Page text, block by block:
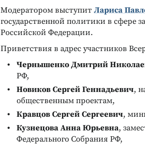
Модератором выступитЛариса
государственной политики в сфере
Российской Федерации.
Приветствия в адрес участников
Чернышенко Дмитрий
РФ,
Новиков Сергей Геннадьевич,
общественным проектам,
Кравцов Сергей Сергеевич,
Кузнецова Анна Юрьевна,
Федерального Собрания РФ,